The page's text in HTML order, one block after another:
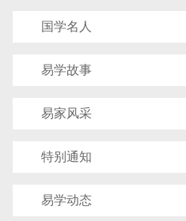
国学名人
易学故事
易家风采
特别通知
易学动态